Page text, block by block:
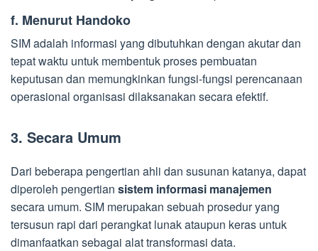
f. Menurut Handoko
SIM adalah informasi yang dibutuhkan dengan akutar dan
tepat waktu untuk membentuk proses pembuatan
keputusan dan memungkinkan fungsi-fungsi perencanaan
operasional organisasi dilaksanakan secara efektif.
3. Secara Umum
Dari beberapa pengertian ahli dan susunan katanya, dapat
diperoleh pengertian sistem informasi manajemen
secara umum. SIM merupakan sebuah prosedur yang
tersusun rapi dari perangkat lunak ataupun keras untuk
dimanfaatkan sebagai alat transformasi data.